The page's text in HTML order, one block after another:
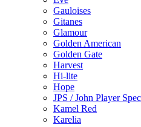
Gauloises
Gitanes
Glamour
Golden American
Golden Gate
Harvest
Hi-lite
Hope
JPS / John Player
Kamel Red
Karelia